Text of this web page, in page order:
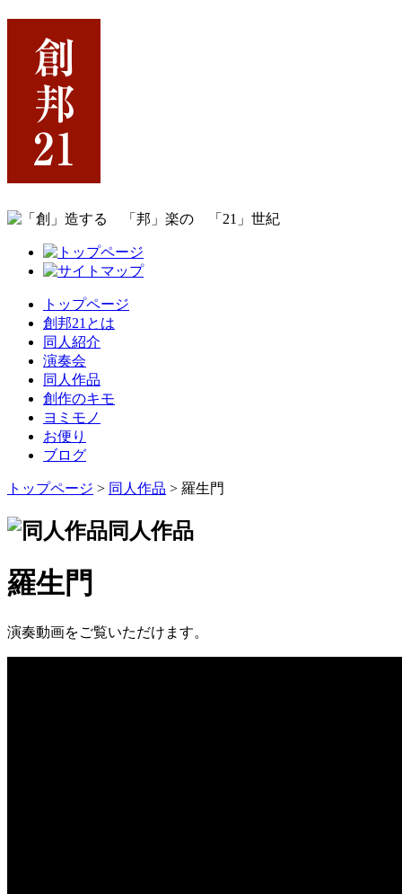
トップページ
創邦21とは
同人紹介
演奏会
同人作品
創作のキモ
ヨミモノ
お便り
ブログ
トップページ > 同人作品 > 羅生門
同人作品
羅生門
演奏動画をご覧いただけます。